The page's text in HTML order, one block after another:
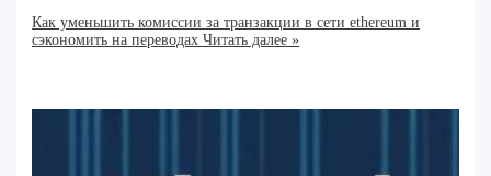
Как уменьшить комиссии за транзакции в сети ethereum и
сэкономить на переводах Читать далее »